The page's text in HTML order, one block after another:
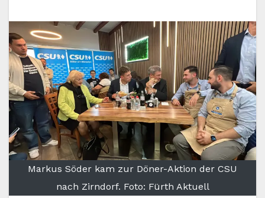
Markus Söder kam zur Döner-Aktion der CSU
nach Zirndorf. Foto: Fürth Aktuell